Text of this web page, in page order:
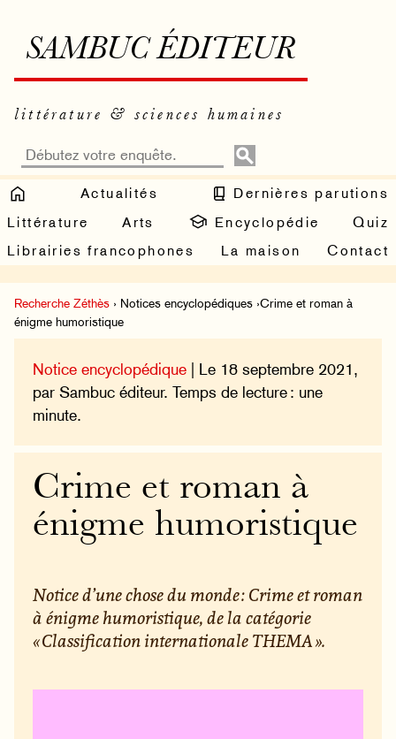
SAMBUC ÉDITEUR
littérature & sciences humaines
Actualités
Dernières parutions
Littérature
Arts Encyclopédie
Quiz
Librairies francophones
La maison Contact
Recherche Zéthès › Notices encyclopédiques ›Crime et roman à
énigme humoristique
Notice encyclopédique | Le 18 septembre 2021,
par Sambuc éditeur. Temps de lecture : une
minute.
Crime et roman à
énigme humoristique
Notice d’une chose du monde : Crime et roman
à énigme humoristique, de la catégorie
« Classification internationale THEMA ».